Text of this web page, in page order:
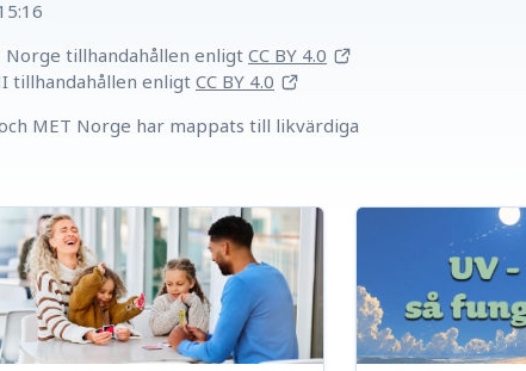
tillhandahållen enligt CC BY 4.0
tillhandahållen enligt CC BY 4.0
MET Norge har mappats till likvärdiga